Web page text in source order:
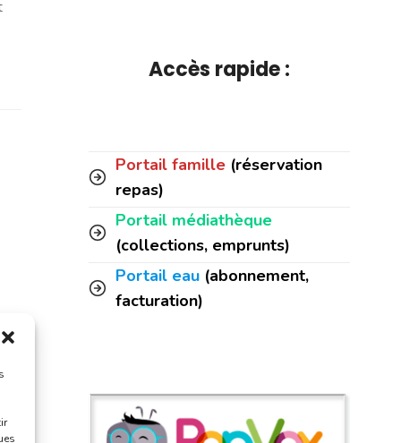
Accès rapide :
Portail famille (réservation
repas)
Portail médiathèque
(collections, emprunts)
Portail eau (abonnement,
facturation)